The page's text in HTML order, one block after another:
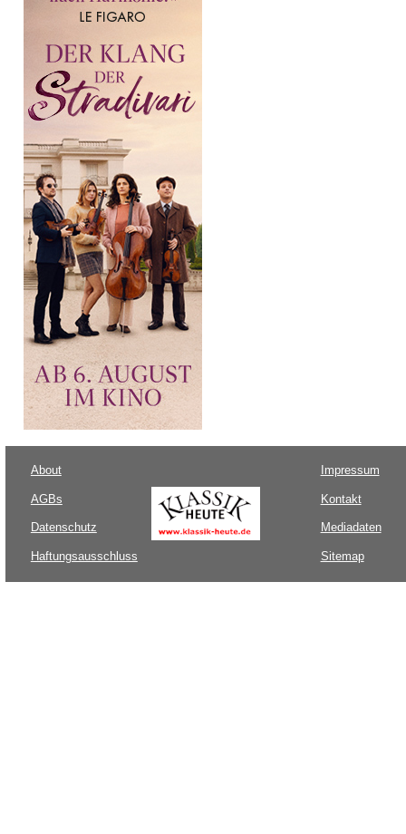
About
AGBs
Datenschutz
Haftungsausschluss
Impressum
Kontakt
Mediadaten
Sitemap